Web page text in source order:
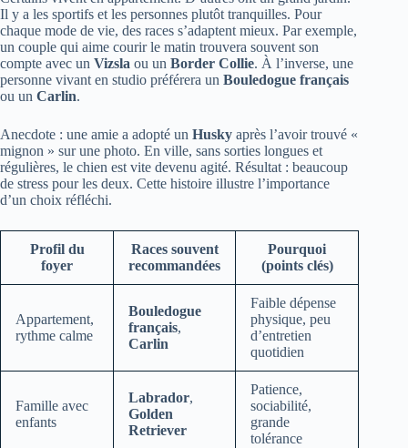
Il y a les sportifs et les personnes plutôt tranquilles. Pour
chaque mode de vie, des races s’adaptent mieux. Par exemple,
un couple qui aime courir le matin trouvera souvent son
compte avec un Vizsla ou un Border Collie. À l’inverse, une
personne vivant en studio préférera un Bouledogue français
ou un Carlin.
Anecdote : une amie a adopté un Husky après l’avoir trouvé «
mignon » sur une photo. En ville, sans sorties longues et
régulières, le chien est vite devenu agité. Résultat : beaucoup
de stress pour les deux. Cette histoire illustre l’importance
d’un choix réfléchi.
Profil du
foyer
Races souvent
recommandées
Pourquoi
(points clés)
Appartement,
rythme calme
Bouledogue
français,
Carlin
Faible dépense
physique, peu
d’entretien
quotidien
Famille avec
enfants
Labrador,
Golden
Retriever
Patience,
sociabilité,
grande
tolérance